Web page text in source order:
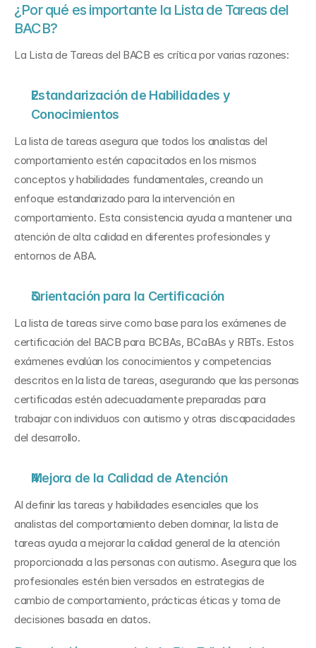
¿Por qué es importante la Lista de Tareas del
BACB?
La Lista de Tareas del BACB es crítica por varias razones:
Estandarización de Habilidades y
Conocimientos
La lista de tareas asegura que todos los analistas del
comportamiento estén capacitados en los mismos
conceptos y habilidades fundamentales, creando un
enfoque estandarizado para la intervención en
comportamiento. Esta consistencia ayuda a mantener una
atención de alta calidad en diferentes profesionales y
entornos de ABA.
Orientación para la Certificación
La lista de tareas sirve como base para los exámenes de
certificación del BACB para BCBAs, BCaBAs y RBTs. Estos
exámenes evalúan los conocimientos y competencias
descritos en la lista de tareas, asegurando que las personas
certificadas estén adecuadamente preparadas para
trabajar con individuos con autismo y otras discapacidades
del desarrollo.
Mejora de la Calidad de Atención
Al definir las tareas y habilidades esenciales que los
analistas del comportamiento deben dominar, la lista de
tareas ayuda a mejorar la calidad general de la atención
proporcionada a las personas con autismo. Asegura que los
profesionales estén bien versados en estrategias de
cambio de comportamiento, prácticas éticas y toma de
decisiones basada en datos.